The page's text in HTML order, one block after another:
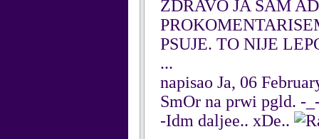
ZDRAVO JA SAM
PSUJE. TO NIJE
...
napisao Ja, 06
SmOr na prwi pgld. -
-Idm daljee.. xDe..